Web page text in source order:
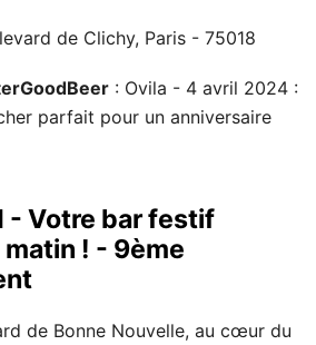
de Clichy, Paris - 75018
: Ovila - 4 avril 2024 :
parfait pour un anniversaire
- Votre bar festif
! - 9ème
de Bonne Nouvelle, au cœur du